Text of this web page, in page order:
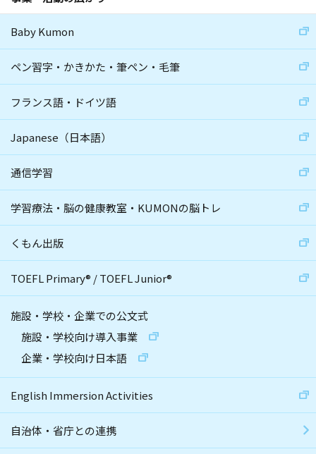
Baby Kumon
ペン習字・かきかた・筆ペン・毛筆
フランス語・ドイツ語
Japanese（日本語）
通信学習
学習療法・脳の健康教室・KUMONの脳トレ
くもん出版
TOEFL Primary® /TOEFL Junior®
施設・学校・企業での公文式
施設・学校向け導入事業
企業・学校向け日本語
English Immersion Activities
自治体・省庁との連携